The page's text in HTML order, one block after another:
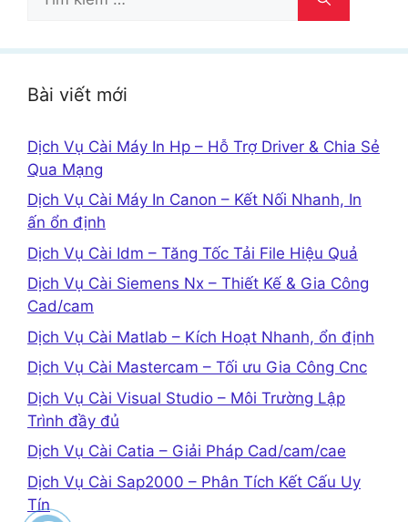
kiếm
Bài viết mới
Dịch Vụ Cài Máy In Hp – Hỗ Trợ Driver & Chia Sẻ
Qua Mạng
Dịch Vụ Cài Máy In Canon – Kết Nối Nhanh, In
ấn ổn định
Dịch Vụ Cài Idm – Tăng Tốc Tải File Hiệu Quả
Dịch Vụ Cài Siemens Nx – Thiết Kế & Gia Công
Cad/cam
Dịch Vụ Cài Matlab – Kích Hoạt Nhanh, ổn định
Dịch Vụ Cài Mastercam – Tối ưu Gia Công Cnc
Dịch Vụ Cài Visual Studio – Môi Trường Lập
Trình đầy đủ
Dịch Vụ Cài Catia – Giải Pháp Cad/cam/cae
Dịch Vụ Cài Sap2000 – Phân Tích Kết Cấu Uy
Tín